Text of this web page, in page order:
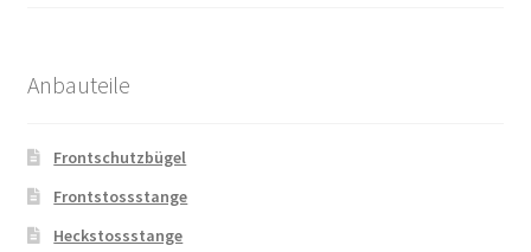
Anbauteile
Frontschutzbügel
Frontstossstange
Heckstossstange